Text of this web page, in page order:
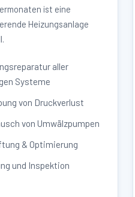
ist eine
Heizungsanlage
aller
Systeme
von Druckverlust
von Umwälzpumpen
& Optimierung
und Inspektion